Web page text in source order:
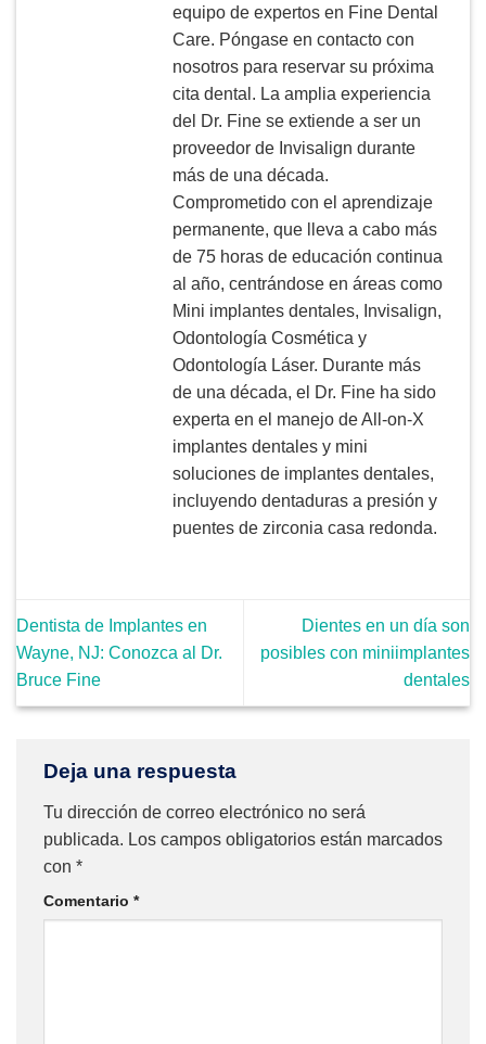
equipo de expertos en Fine Dental
Care. Póngase en contacto con
nosotros para reservar su próxima
cita dental. La amplia experiencia
del Dr. Fine se extiende a ser un
proveedor de Invisalign durante
más de una década.
Comprometido con el aprendizaje
permanente, que lleva a cabo más
de 75 horas de educación continua
al año, centrándose en áreas como
Mini implantes dentales, Invisalign,
Odontología Cosmética y
Odontología Láser. Durante más
de una década, el Dr. Fine ha sido
experta en el manejo de All-on-X
implantes dentales y mini
soluciones de implantes dentales,
incluyendo dentaduras a presión y
puentes de zirconia casa redonda.
Dentista de Implantes en
Wayne, NJ: Conozca al Dr.
Bruce Fine
Dientes en un día son
posibles con miniimplantes
dentales
Deja una respuesta
Tu dirección de correo electrónico no será
publicada. Los campos obligatorios están marcados
con *
Comentario *